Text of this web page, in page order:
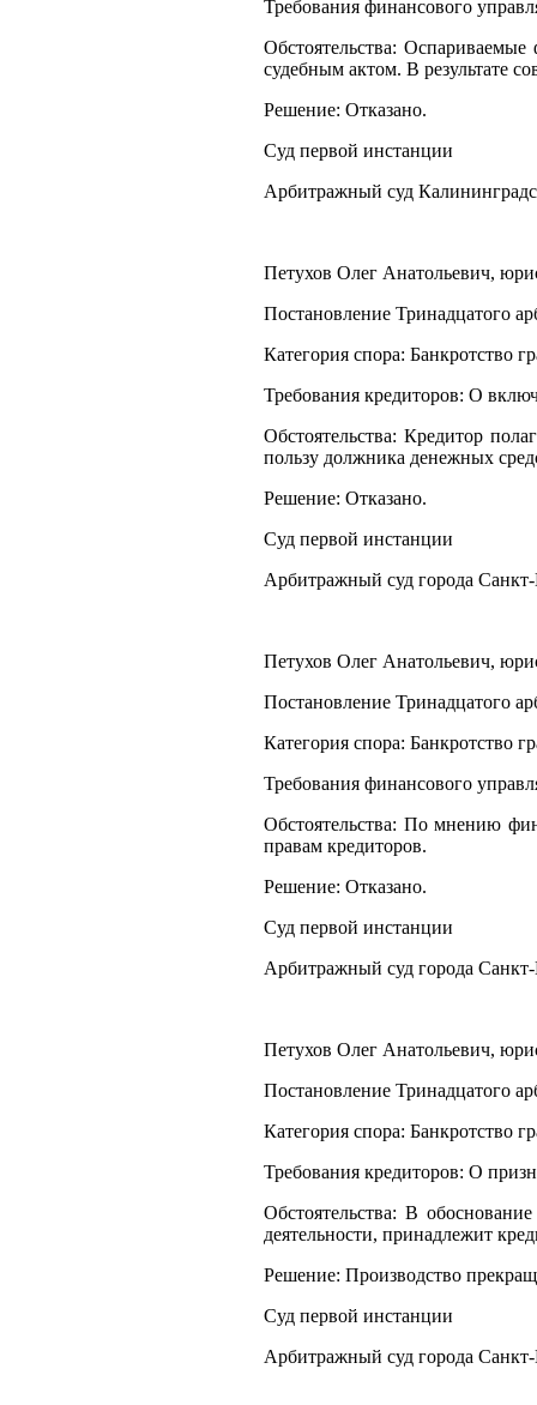
Требования финансового
Обстоятельства:
судебным актом. В результате
Решение: Отказано.
Суд первой инстанции
Арбитражный суд
Петухов Олег Анатольевич,
Постановление Тринадцатого
Категория спора: Банкротство
Требования кредиторов: О
Обстоятельства: Кредитор
пользу должника денежных
Решение: Отказано.
Суд первой инстанции
Арбитражный суд города
Петухов Олег Анатольевич,
Постановление Тринадцатого
Категория спора: Банкротство
Требования финансового
Обстоятельства: По мнению
правам кредиторов.
Решение: Отказано.
Суд первой инстанции
Арбитражный суд города
Петухов Олег Анатольевич,
Постановление Тринадцатого
Категория спора: Банкротство
Требования кредиторов: О
Обстоятельства: В
деятельности, принадлежит
Решение: Производство
Суд первой инстанции
Арбитражный суд города